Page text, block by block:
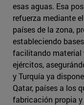
esas aguas. Esa
refuerza mediante
países de la zona,
estableciendo
facilitando material
ejércitos,
y Turquía ya
Qatar, países a los
fabricación propia